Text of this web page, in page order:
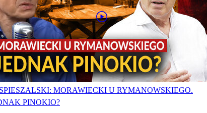
MORAWIECKI U RYMANOWSKIEGO.
PINOKIO?